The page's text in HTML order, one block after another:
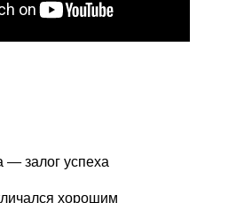
залог успеха
хорошим